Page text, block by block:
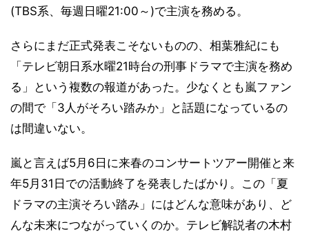
(TBS系、毎週日曜21:00～)で主演を務める。
さらにまだ正式発表こそないものの、相葉雅紀にも
「テレビ朝日系水曜21時台の刑事ドラマで主演を務め
る」という複数の報道があった。少なくとも嵐ファン
の間で「3人がそろい踏みか」と話題になっているの
は間違いない。
嵐と言えば5月6日に来春のコンサートツアー開催と来
年5月31日での活動終了を発表したばかり。この「夏
ドラマの主演そろい踏み」にはどんな意味があり、ど
んな未来につながっていくのか。テレビ解説者の木村